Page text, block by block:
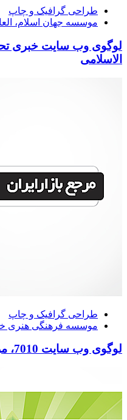
طراحی گرافیک و چاپ
موسسه جهان اسلام،
لوگوی وب سایت خبری
الاسلامی
طراحی گرافیک و چاپ
موسسه فرهنگی هنری
لوگوی وب سایت 7010، مرجع بازار ایران